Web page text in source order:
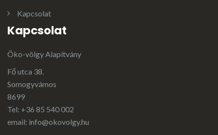
Kapcsolat
Kapcsolat
Öko-völgy Alapítvány
Fő utca 38.
Somogyvámos
8699
Tel: +36 85 540 002
email: info@okovolgy.hu